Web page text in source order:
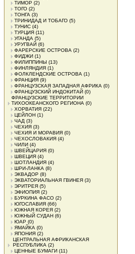
ТИМОР (2)
ТОГО (2)
ТОНГА (3)
ТРИНИДАД И ТОБАГО (5)
ТУНИС (4)
ТУРЦИЯ (11)
УГАНДА (5)
УРУГВАЙ (6)
ФАРЕРСКИЕ ОСТРОВА (2)
ФИДЖИ (1)
ФИЛИППИНЫ (13)
ФИНЛЯНДИЯ (1)
ФОЛКЛЕНДСКИЕ ОСТРОВА (1)
ФРАНЦИЯ (9)
ФРАНЦУЗСКАЯ ЗАПАДНАЯ АФРИКА (0)
ФРАНЦУЗСКИЙ ИНДОКИТАЙ (0)
ФРАНЦУЗСКИЕ ТЕРРИТОРИИ
ТИХООКЕАНСКОГО РЕГИОНА (0)
ХОРВАТИЯ (22)
ЦЕЙЛОН (1)
ЧАД (3)
ЧЕХИЯ (3)
ЧЕХИЯ И МОРАВИЯ (0)
ЧЕХОСЛОВАКИЯ (4)
ЧИЛИ (4)
ШВЕЙЦАРИЯ (0)
ШВЕЦИЯ (4)
ШОТЛАНДИЯ (4)
ШРИ-ЛАНКА (8)
ЭКВАДОР (8)
ЭКВАТОРИАЛЬНАЯ ГВИНЕЯ (3)
ЭРИТРЕЯ (5)
ЭФИОПИЯ (2)
БУРКИНА ФАСО (2)
ЮГОСЛАВИЯ (66)
ЮЖНАЯ КОРЕЯ (2)
ЮЖНЫЙ СУДАН (6)
ЮАР (0)
ЯМАЙКА (0)
ЯПОНИЯ (2)
ЦЕНТРАЛЬНАЯ АФРИКАНСКАЯ
РЕСПУБЛИКА (2)
ЦЕННЫЕ БУМАГИ (11)